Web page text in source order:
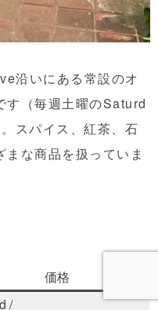
沿いにある常設のオ
す（毎週土曜のSaturd
スパイス、紅茶、石
な商品を扱っていま
価格
/